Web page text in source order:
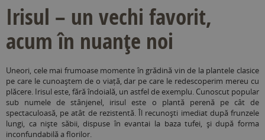
Irisul – un vechi favorit,
acum în nuanțe noi
Uneori, cele mai frumoase momente în grădină vin de la plantele clasice
pe care le cunoaștem de o viață, dar pe care le redescoperim mereu cu
plăcere. Irisul este, fără îndoială, un astfel de exemplu. Cunoscut popular
sub numele de stânjenel, irisul este o plantă perenă pe cât de
spectaculoasă, pe atât de rezistentă. Îl recunoști imediat după frunzele
lungi, ca niște săbii, dispuse în evantai la baza tufei, și după forma
inconfundabilă a florilor.